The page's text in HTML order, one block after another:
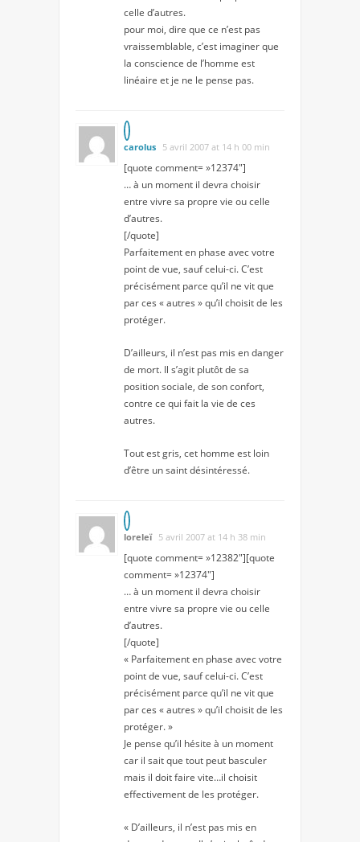
celle d’autres.
pour moi, dire que ce n’est pas
vraissemblable, c’est imaginer que
la conscience de l’homme est
linéaire et je ne le pense pas.
carolus 5 avril 2007 at 14 h 00 min
[quote comment= »12374″]
… à un moment il devra choisir
entre vivre sa propre vie ou celle
d’autres.
[/quote]
Parfaitement en phase avec votre
point de vue, sauf celui-ci. C’est
précisément parce qu’il ne vit que
par ces « autres » qu’il choisit de les
protéger.
D’ailleurs, il n’est pas mis en danger
de mort. Il s’agit plutôt de sa
position sociale, de son confort,
contre ce qui fait la vie de ces
autres.
Tout est gris, cet homme est loin
d’être un saint désintéressé.
loreleï 5 avril 2007 at 14 h 38 min
[quote comment= »12382″][quote
comment= »12374″]
… à un moment il devra choisir
entre vivre sa propre vie ou celle
d’autres.
[/quote]
« Parfaitement en phase avec votre
point de vue, sauf celui-ci. C’est
précisément parce qu’il ne vit que
par ces « autres » qu’il choisit de les
protéger. »
Je pense qu’il hésite à un moment
car il sait que tout peut basculer
mais il doit faire vite…il choisit
effectivement de les protéger.
« D’ailleurs, il n’est pas mis en